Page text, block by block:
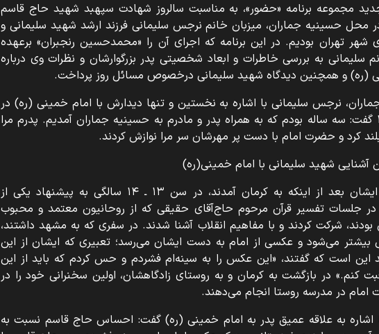
مجموعه برنامه «حضور»، به مناسبت سالروز شهادت سپهبد شهید حاج قاسم
محل حسینیه جماران، میزبان خانم نرجس سلیمانی فرزند ارشد شهید سلیمانی و
شهر تهران بودیم. در این برنامه که اجرای آن را «محمدحسین رنجبران» برعهده
سلیمانی به بررسی خاطرات و ابعاد شخصیتی پدر بزرگوارشان و نظرات وی درباره
(ره) و همچنین دیدگاه شهید سلیمانی درخصوص مسائل روز پرداخت.
نرجس سلیمانی با اشاره به نخستین و تنها دیدارش با امام خمینی (ره) در
سال ۱۳۶۵ گفت: سه ساله بودم که به همراه پدر و مادرم به حسینیه جماران آمدیم. پدرم مرا
کرد و حضرت امام با دست پر مهرشان سر مرا نوازش کردند.
آشنایی شهید سلیمانی با امام خمینی(ره)
وی افزود: ایشان بعد از اینکه به کرمان آمدند، در سن ۱۳ ـ ۱۴ سالگی به پیشنهاد یکی از
در جلسات تفسیر قرآن مرحوم حاج‌آقای حقیقی که از روحانیون معتمد و محبوب
بودند، شرکت کردند و با مفاهیم انقلاب آشنا شدند. در سفری که به مشهد داشتند،
بیشتر می‌شود و عکسی از امام به دست ایشان می‌رسد؛ تعبیری که ایشان از این
این است که گفتند، «این عکس را به سینه‌ام فشردم و حس کردم که باید از این
کنم.» در بازگشت به کرمان و به روستای زادگاهشان، اولین سخنرانی خود را در
امام در مدرسه روستا انجام می‌دهند.
اشاره به علاقه عمیق پدر به امام خمینی (ره) گفت: احساس حاج قاسم نسبت به